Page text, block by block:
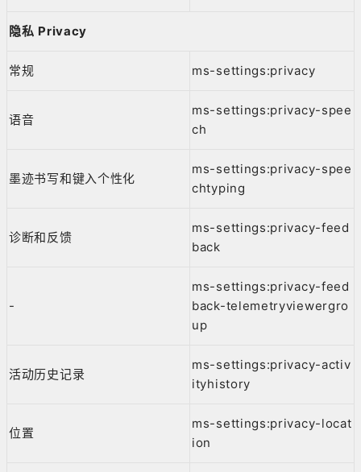
隐私 Privacy
常规 ms-settings:privacy
语音
ms-settings:privacy-spee
ch
墨迹书写和键入个性化
ms-settings:privacy-spee
chtyping
诊断和反馈
ms-settings:privacy-feed
back
-
ms-settings:privacy-feed
back-telemetryviewergro
up
活动历史记录
ms-settings:privacy-activ
ityhistory
位置
ms-settings:privacy-locat
ion